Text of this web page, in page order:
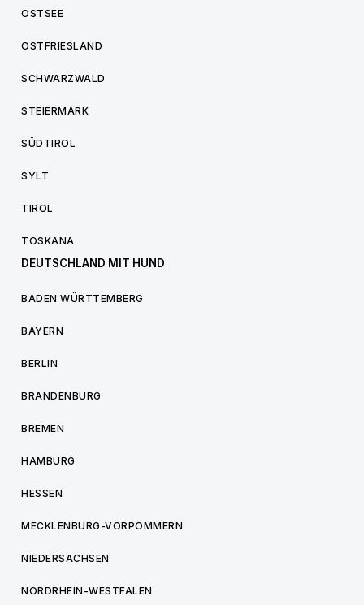
OSTSEE
OSTFRIESLAND
SCHWARZWALD
STEIERMARK
SÜDTIROL
SYLT
TIROL
TOSKANA
DEUTSCHLAND MIT HUND
BADEN WÜRTTEMBERG
BAYERN
BERLIN
BRANDENBURG
BREMEN
HAMBURG
HESSEN
MECKLENBURG-VORPOMMERN
NIEDERSACHSEN
NORDRHEIN-WESTFALEN